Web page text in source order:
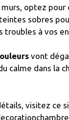
optez pour
sobres
troubles à vos
vont
calme dans la
visitez ce